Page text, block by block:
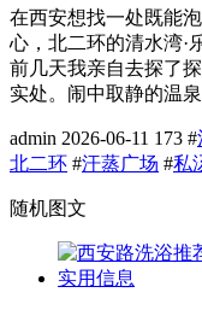
在西安想找一处既能
心，北二环的清水湾·
前几天我亲自去探了
实处。闹中取静的温
admin 2026-06-11 173 #
北二环 #汗蒸广场 #私
随机图文